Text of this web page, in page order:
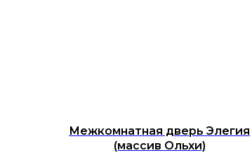
Межкомнатная дверь Элегия
(массив Ольхи)